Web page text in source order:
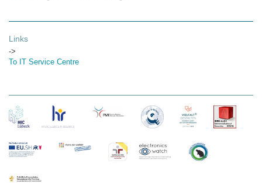
Links
->
To IT Service Centre